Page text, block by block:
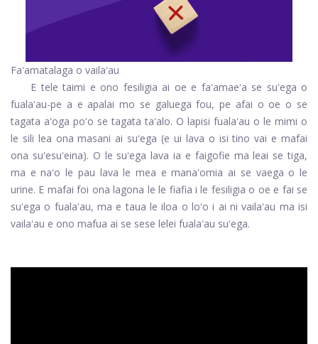
Faʻamatalaga o vailaʻau
E tele taimi e ono fesiligia ai oe e faʻamaeʻa se suʻega o
fualaʻau-pe a e apalai mo se galuega fou, pe afai o oe o se
tagata aʻoga poʻo se tagata taʻalo. O lapisi fualaʻau o le mimi o
le sili lea ona masani ai suʻega (e ui lava o isi tino vai e mafai
ona suʻesuʻeina). O le suʻega lava ia e faigofie ma leai se tiga,
ma e naʻo le pau lava le mea e manaʻomia ai se vaega o le
urine. E mafai foi ona lagona le le fiafia i le fesiligia o oe e fai se
suʻega o fualaʻau, ma e taua le iloa o loʻo i ai ni vailaʻau ma isi
vailaʻau e ono mafua ai se sese lelei fualaʻau suʻega.